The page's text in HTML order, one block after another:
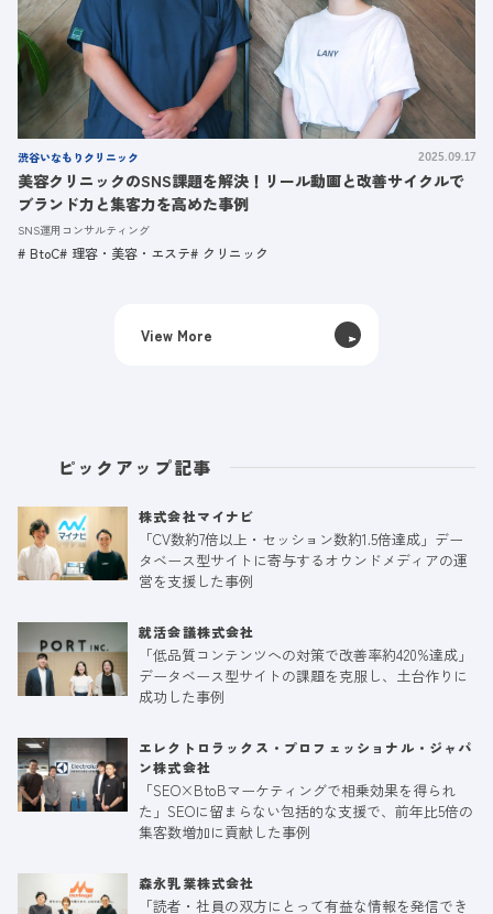
渋谷いなもりクリニック 2025.09.17
美容クリニックのSNS課題を解決！リール動画と改善サイクルで
ブランド力と集客力を高めた事例
SNS運用コンサルティング
BtoC 理容・美容・エステ クリニック
View More
ピックアップ記事
株式会社マイナビ
「CV数約7倍以上・セッション数約1.5倍達成」デー
タベース型サイトに寄与するオウンドメディアの運
営を支援した事例
就活会議株式会社
「低品質コンテンツへの対策で改善率約420%達成」
データベース型サイトの課題を克服し、土台作りに
成功した事例
エレクトロラックス・プロフェッショナル・ジャパ
ン株式会社
「SEO×BtoBマーケティングで相乗効果を得られ
た」SEOに留まらない包括的な支援で、前年比5倍の
集客数増加に貢献した事例
森永乳業株式会社
「読者・社員の双方にとって有益な情報を発信でき